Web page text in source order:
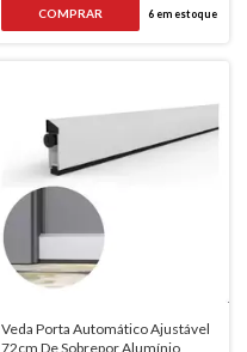
6em estoque
Veda Porta Automático Ajustável
72cm De Sobrepor Alumínio